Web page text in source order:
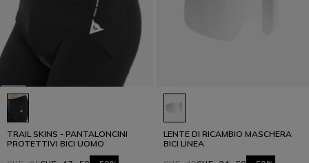
TRAIL SKINS - PANTALONCINI
PROTETTIVI BICI UOMO
LENTE DI RICAMBIO MASCHERA
BICI LINEA